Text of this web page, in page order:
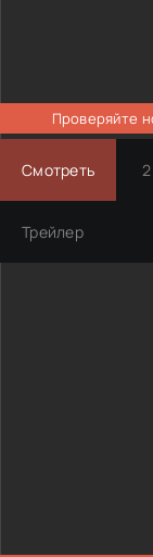
Проверяйте
Смотреть
Трейлер